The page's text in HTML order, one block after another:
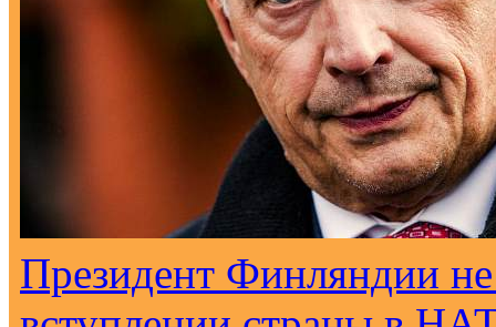
Президент Финляндии